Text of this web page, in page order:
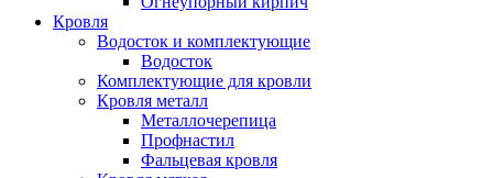
Кровля
Водосток и комплектующие
Водосток
Комплектующие для кровли
Кровля металл
Металлочерепица
Профнастил
Фальцевая кровля